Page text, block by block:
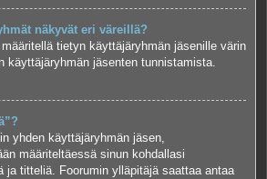
näkyvät eri väreillä?
tietyn käyttäjäryhmän jäsenille värin
käyttäjäryhmän jäsenten tunnistamista.
yhden käyttäjäryhmän jäsen,
määriteltäessä sinun kohdallasi
ja titteliä. Foorumin ylläpitäjä saattaa antaa